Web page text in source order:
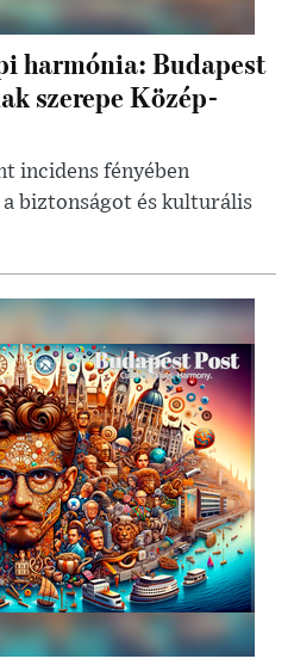
harmónia: Budapest
szerepe Közép-
incidens fényében
biztonságot és kulturális